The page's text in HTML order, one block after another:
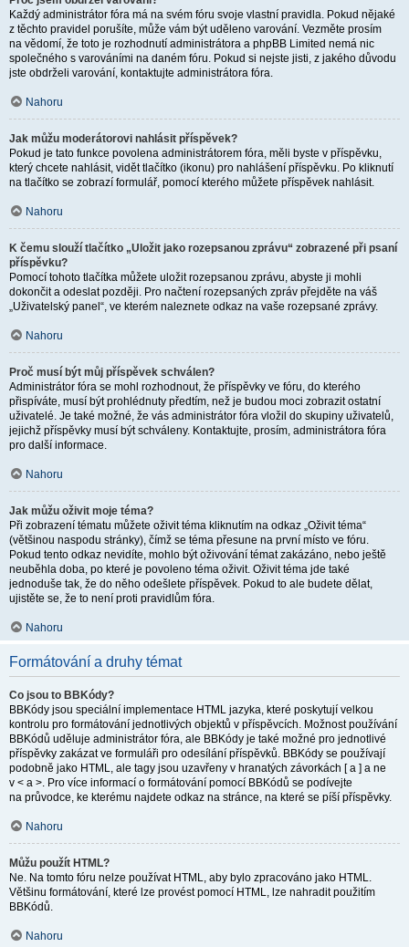
Každý administrátor fóra má na svém fóru svoje vlastní pravidla. Pokud nějaké
z těchto pravidel porušíte, může vám být uděleno varování. Vezměte prosím
na vědomí, že toto je rozhodnutí administrátora a phpBB Limited nemá nic
společného s varováními na daném fóru. Pokud si nejste jisti, z jakého důvodu
jste obdrželi varování, kontaktujte administrátora fóra.
Nahoru
Jak můžu moderátorovi nahlásit příspěvek?
Pokud je tato funkce povolena administrátorem fóra, měli byste v příspěvku,
který chcete nahlásit, vidět tlačítko (ikonu) pro nahlášení příspěvku. Po kliknutí
na tlačítko se zobrazí formulář, pomocí kterého můžete příspěvek nahlásit.
Nahoru
K čemu slouží tlačítko „Uložit jako rozepsanou zprávu“ zobrazené při psaní
příspěvku?
Pomocí tohoto tlačítka můžete uložit rozepsanou zprávu, abyste ji mohli
dokončit a odeslat později. Pro načtení rozepsaných zpráv přejděte na váš
„Uživatelský panel“, ve kterém naleznete odkaz na vaše rozepsané zprávy.
Nahoru
Proč musí být můj příspěvek schválen?
Administrátor fóra se mohl rozhodnout, že příspěvky ve fóru, do kterého
přispíváte, musí být prohlédnuty předtím, než je budou moci zobrazit ostatní
uživatelé. Je také možné, že vás administrátor fóra vložil do skupiny uživatelů,
jejichž příspěvky musí být schváleny. Kontaktujte, prosím, administrátora fóra
pro další informace.
Nahoru
Jak můžu oživit moje téma?
Při zobrazení tématu můžete oživit téma kliknutím na odkaz „Oživit téma“
(většinou naspodu stránky), čímž se téma přesune na první místo ve fóru.
Pokud tento odkaz nevidíte, mohlo být oživování témat zakázáno, nebo ještě
neuběhla doba, po které je povoleno téma oživit. Oživit téma jde také
jednoduše tak, že do něho odešlete příspěvek. Pokud to ale budete dělat,
ujistěte se, že to není proti pravidlům fóra.
Nahoru
Formátování a druhy témat
Co jsou to BBKódy?
BBKódy jsou speciální implementace HTML jazyka, které poskytují velkou
kontrolu pro formátování jednotlivých objektů v příspěvcích. Možnost používání
BBKódů uděluje administrátor fóra, ale BBKódy je také možné pro jednotlivé
příspěvky zakázat ve formuláři pro odesílání příspěvků. BBKódy se používají
podobně jako HTML, ale tagy jsou uzavřeny v hranatých závorkách [ a ] a ne
v < a >. Pro více informací o formátování pomocí BBKódů se podívejte
na průvodce, ke kterému najdete odkaz na stránce, na které se píší příspěvky.
Nahoru
Můžu použít HTML?
Ne. Na tomto fóru nelze používat HTML, aby bylo zpracováno jako HTML.
Většinu formátování, které lze provést pomocí HTML, lze nahradit použitím
BBKódů.
Nahoru